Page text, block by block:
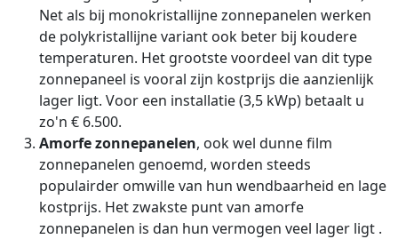
Net als bij monokristallijne zonnepanelen werken
de polykristallijne variant ook beter bij koudere
temperaturen. Het grootste voordeel van dit type
zonnepaneel is vooral zijn kostprijs die aanzienlijk
lager ligt. Voor een installatie (3,5 kWp) betaalt u
zo'n € 6.500.
Amorfe zonnepanelen, ook wel dunne film
zonnepanelen genoemd, worden steeds
populairder omwille van hun wendbaarheid en lage
kostprijs. Het zwakste punt van amorfe
zonnepanelen is dan hun vermogen veel lager ligt .